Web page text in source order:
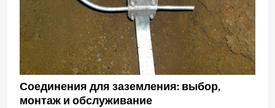
Соединения для заземления: выбор‚
монтаж и обслуживание